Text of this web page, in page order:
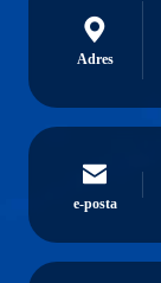
Adres
e-posta